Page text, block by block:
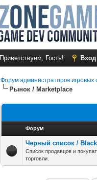
Приветствуем, Гость! Вход
Форум администраторов игровых
Рынок / Marketplace
Форум
Черный список /
Список продавцов и
торговли.